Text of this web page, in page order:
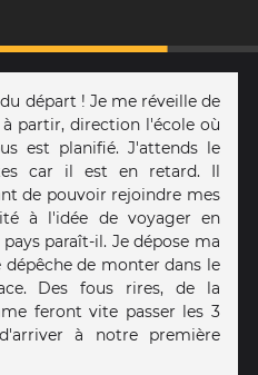
départ ! Je me réveille de
partir, direction l'école où
est planifié. J'attends le
car il est en retard. Il
de pouvoir rejoindre mes
à l'idée de voyager en
paraît-il. Je dépose ma
de monter dans le
Des fous rires, de la
feront vite passer les 3
à notre première